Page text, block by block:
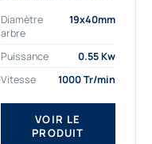
0.55kw un
indispensable de votre
production. Ce moteur
être alimenté...
Diamètre
arbre
19x40mm
Puissance
0.55 Kw
Vitesse
1000 Tr/min
VOIR LE
PRODUIT